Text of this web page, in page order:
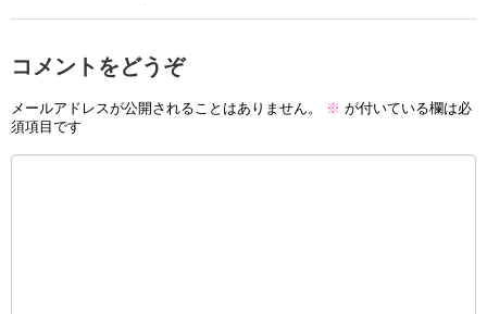
コメントをどうぞ
メールアドレスが公開されることはありません。 ※ が付いている欄は必
須項目です